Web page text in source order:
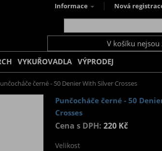
Informace Nová
V košíku
VYKUŘOVADLA VÝPRODEJ
černé - 50 Denier With Silver Crosses
Punčocháče černé - 50
Crosses
Cena s DPH: 220 Kč
Velikost